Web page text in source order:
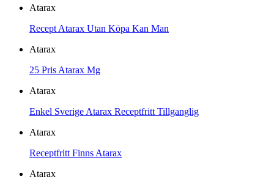
Atarax
Recept Atarax Utan Köpa Kan Man
Atarax
25 Pris Atarax Mg
Atarax
Enkel Sverige Atarax Receptfritt Tillganglig
Atarax
Receptfritt Finns Atarax
Atarax